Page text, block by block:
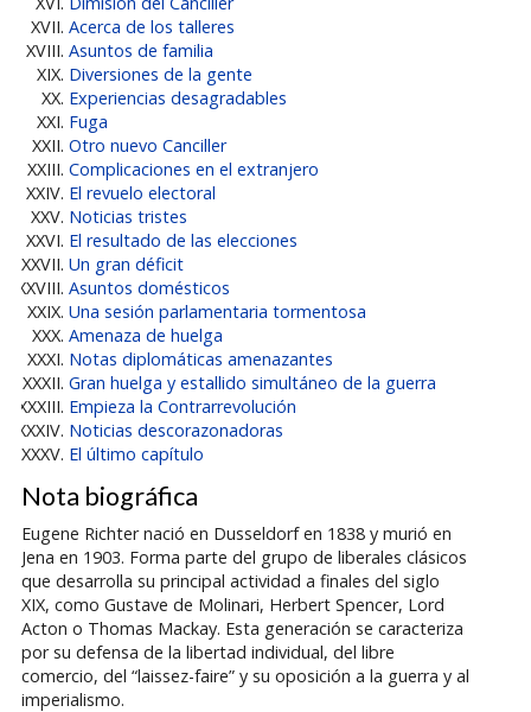
Acerca de los talleres
Asuntos de familia
Diversiones de la gente
Experiencias desagradables
Fuga
Otro nuevo Canciller
Complicaciones en el extranjero
El revuelo electoral
Noticias tristes
El resultado de las elecciones
Un gran déficit
Asuntos domésticos
Una sesión parlamentaria tormentosa
Amenaza de huelga
Notas diplomáticas amenazantes
Gran huelga y estallido simultáneo de la guerra
Empieza la Contrarrevolución
Noticias descorazonadoras
El último capítulo
Nota biográfica
Eugene Richter nació en Dusseldorf en 1838 y murió en
Jena en 1903. Forma parte del grupo de liberales clásicos
que desarrolla su principal actividad a finales del siglo
XIX, como Gustave de Molinari, Herbert Spencer, Lord
Acton o Thomas Mackay. Esta generación se caracteriza
por su defensa de la libertad individual, del libre
comercio, del “laissez-faire” y su oposición a la guerra y al
imperialismo.